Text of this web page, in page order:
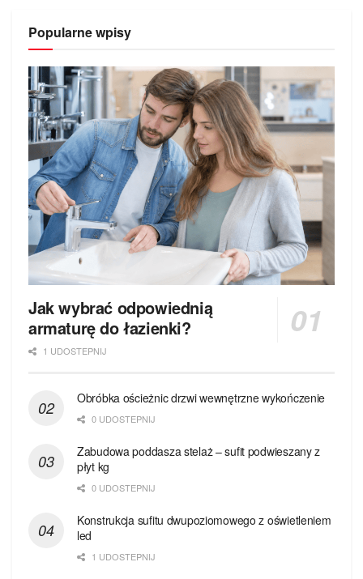
Popularne wpisy
Jak wybrać odpowiednią
armaturę do łazienki?
1 UDOSTEPNIJ
Obróbka ościeżnic drzwi wewnętrzne wykończenie
0 UDOSTEPNIJ
Zabudowa poddasza stelaż – sufit podwieszany z
płyt kg
0 UDOSTEPNIJ
Konstrukcja sufitu dwupoziomowego z oświetleniem
led
1 UDOSTEPNIJ